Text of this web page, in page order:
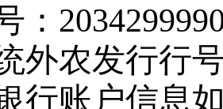
：
外农发行行
行账户信息